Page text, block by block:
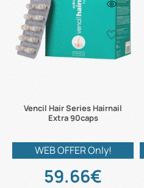
Vencil Hair Series Hairnail
Extra 90caps
WEB OFFER Only!
59.66€